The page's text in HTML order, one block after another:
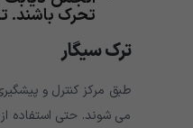
تحرک باشند. تقریباً هر 30 دقیقه
ترک سیگار
می شوند. حتی استفاده